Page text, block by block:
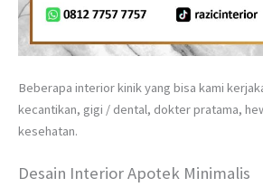
Beberapa interior kinik yang bisa kami
kecantikan, gigi / dental, dokter pratama,
kesehatan.
Desain Interior Apotek Minimalis